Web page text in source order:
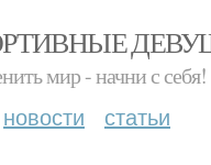
мир - начни с себя!
новости статьи